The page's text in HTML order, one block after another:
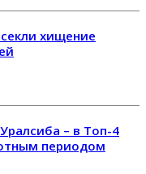
хищение
– в Топ-4
периодом